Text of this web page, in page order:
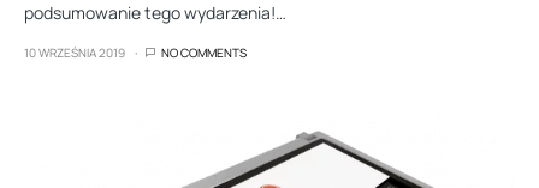
podsumowanie tego wydarzenia!…
10 WRZEŚNIA 2019 NO COMMENTS